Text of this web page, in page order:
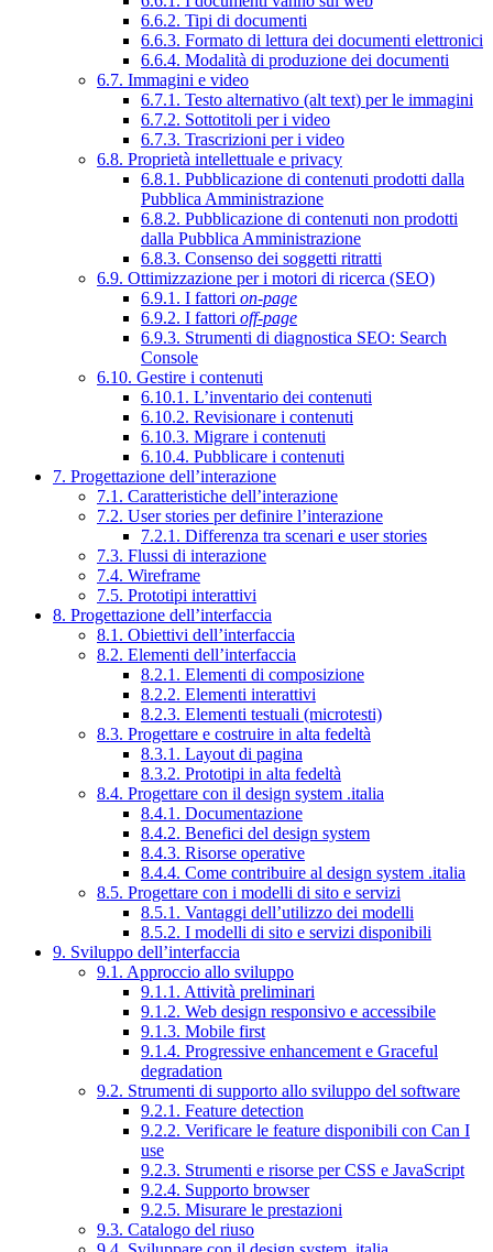
6.6.2. Tipi di documenti
6.6.3. Formato di lettura dei documenti elettronici
6.6.4. Modalità di produzione dei documenti
6.7. Immagini e video
6.7.1. Testo alternativo (alt text) per le immagini
6.7.2. Sottotitoli per i video
6.7.3. Trascrizioni per i video
6.8. Proprietà intellettuale e privacy
6.8.1. Pubblicazione di contenuti prodotti dalla
Pubblica Amministrazione
6.8.2. Pubblicazione di contenuti non prodotti
dalla Pubblica Amministrazione
6.8.3. Consenso dei soggetti ritratti
6.9. Ottimizzazione per i motori di ricerca (SEO)
6.9.1. I fattori on-page
6.9.2. I fattori off-page
6.9.3. Strumenti di diagnostica SEO: Search
Console
6.10. Gestire i contenuti
6.10.1. L’inventario dei contenuti
6.10.2. Revisionare i contenuti
6.10.3. Migrare i contenuti
6.10.4. Pubblicare i contenuti
7. Progettazione dell’interazione
7.1. Caratteristiche dell’interazione
7.2. User stories per definire l’interazione
7.2.1. Differenza tra scenari e user stories
7.3. Flussi di interazione
7.4. Wireframe
7.5. Prototipi interattivi
8. Progettazione dell’interfaccia
8.1. Obiettivi dell’interfaccia
8.2. Elementi dell’interfaccia
8.2.1. Elementi di composizione
8.2.2. Elementi interattivi
8.2.3. Elementi testuali (microtesti)
8.3. Progettare e costruire in alta fedeltà
8.3.1. Layout di pagina
8.3.2. Prototipi in alta fedeltà
8.4. Progettare con il design system .italia
8.4.1. Documentazione
8.4.2. Benefici del design system
8.4.3. Risorse operative
8.4.4. Come contribuire al design system .italia
8.5. Progettare con i modelli di sito e servizi
8.5.1. Vantaggi dell’utilizzo dei modelli
8.5.2. I modelli di sito e servizi disponibili
9. Sviluppo dell’interfaccia
9.1. Approccio allo sviluppo
9.1.1. Attività preliminari
9.1.2. Web design responsivo e accessibile
9.1.3. Mobile first
9.1.4. Progressive enhancement e Graceful
degradation
9.2. Strumenti di supporto allo sviluppo del software
9.2.1. Feature detection
9.2.2. Verificare le feature disponibili con Can I
use
9.2.3. Strumenti e risorse per CSS e JavaScript
9.2.4. Supporto browser
9.2.5. Misurare le prestazioni
9.3. Catalogo del riuso